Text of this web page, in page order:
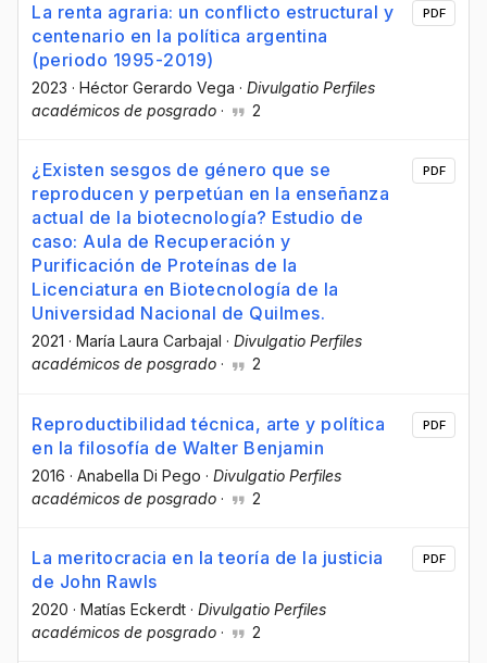
La renta agraria: un conflicto estructural y
centenario en la política argentina
(periodo 1995-2019)
2023 · Héctor Gerardo Vega · Divulgatio Perfiles
académicos de posgrado · 2
PDF
¿Existen sesgos de género que se
reproducen y perpetúan en la enseñanza
actual de la biotecnología? Estudio de
caso: Aula de Recuperación y
Purificación de Proteínas de la
Licenciatura en Biotecnología de la
Universidad Nacional de Quilmes.
2021 · María Laura Carbajal · Divulgatio Perfiles
académicos de posgrado · 2
PDF
Reproductibilidad técnica, arte y política
en la filosofía de Walter Benjamin
2016 · Anabella Di Pego · Divulgatio Perfiles
académicos de posgrado · 2
PDF
La meritocracia en la teoría de la justicia
de John Rawls
2020 · Matías Eckerdt · Divulgatio Perfiles
académicos de posgrado · 2
PDF